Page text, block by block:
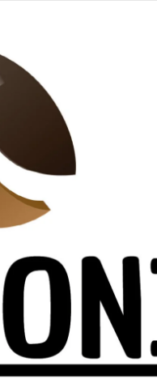
l’ex giocatore
che porta il suo
per l’assistenza
vittoria dello scudetto
alcuni temi
Si è parlato di
e del conflitto
sono rimasti colpiti
dell’ansia che deriva
ma gli impegni
rapporto di